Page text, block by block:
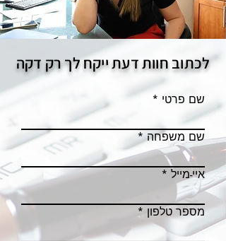
לכתוב חוות דעת ייקח לך רק דקה
שם פרטי
שם משפחה
איי-מייל
מספר טלפון